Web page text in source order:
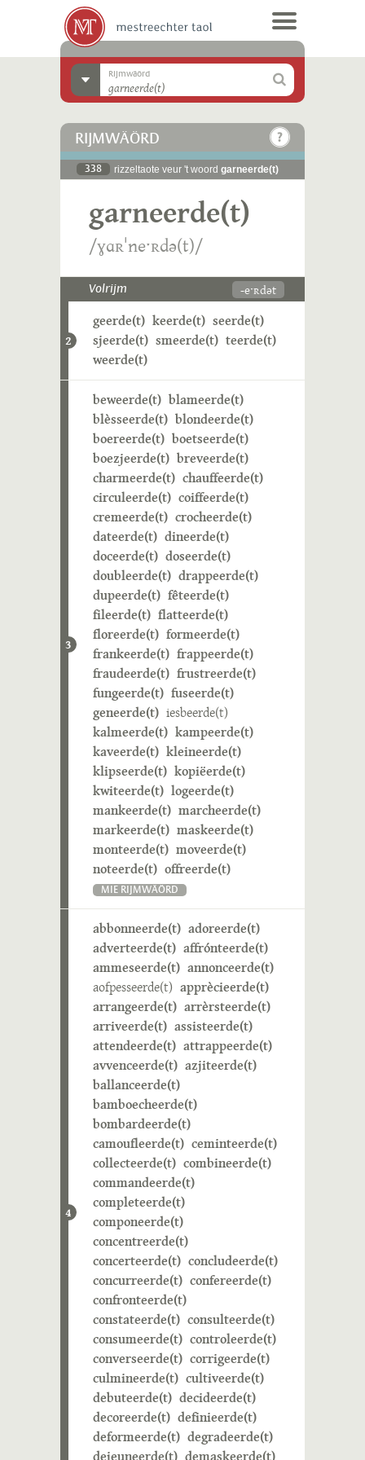
Rijmwäörd
RIJMWÄÖRD
338 rizzeltaote veur 't woord garneerde(t)
garneerde(t)
/ɣɑʀˈneˑʀdə(t)/
Volrijm -eˑʀdət
2
geerde(t) keerde(t) seerde(t)
sjeerde(t) smeerde(t) teerde(t)
weerde(t)
3
beweerde(t) blameerde(t)
blèsseerde(t) blondeerde(t)
boereerde(t) boetseerde(t)
boezjeerde(t) breveerde(t)
charmeerde(t) chauffeerde(t)
circuleerde(t) coiffeerde(t)
cremeerde(t) crocheerde(t)
dateerde(t) dineerde(t)
doceerde(t) doseerde(t)
doubleerde(t) drappeerde(t)
dupeerde(t) fêteerde(t)
fileerde(t) flatteerde(t)
floreerde(t) formeerde(t)
frankeerde(t) frappeerde(t)
fraudeerde(t) frustreerde(t)
fungeerde(t) fuseerde(t)
geneerde(t) iesbeerde(t)
kalmeerde(t) kampeerde(t)
kaveerde(t) kleineerde(t)
klipseerde(t) kopiëerde(t)
kwiteerde(t) logeerde(t)
mankeerde(t) marcheerde(t)
markeerde(t) maskeerde(t)
monteerde(t) moveerde(t)
noteerde(t) offreerde(t)
MIE RIJMWÄÖRD
4
abbonneerde(t) adoreerde(t)
adverteerde(t) affrónteerde(t)
ammeseerde(t) annonceerde(t)
aofpesseerde(t) apprècieerde(t)
arrangeerde(t) arrèrsteerde(t)
arriveerde(t) assisteerde(t)
attendeerde(t) attrappeerde(t)
avvenceerde(t) azjiteerde(t)
ballanceerde(t)
bamboecheerde(t)
bombardeerde(t)
camoufleerde(t) ceminteerde(t)
collecteerde(t) combineerde(t)
commandeerde(t)
completeerde(t)
componeerde(t)
concentreerde(t)
concerteerde(t) concludeerde(t)
concurreerde(t) confereerde(t)
confronteerde(t)
constateerde(t) consulteerde(t)
consumeerde(t) controleerde(t)
converseerde(t) corrigeerde(t)
culmineerde(t) cultiveerde(t)
debuteerde(t) decideerde(t)
decoreerde(t) definieerde(t)
deformeerde(t) degradeerde(t)